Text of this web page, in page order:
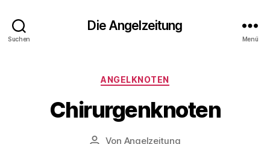
Suchen
Die Angelzeitung
Menü
Kategorien
ANGELKNOTEN
Chirurgenknoten
Beitragsautor
Von Angelzeitung